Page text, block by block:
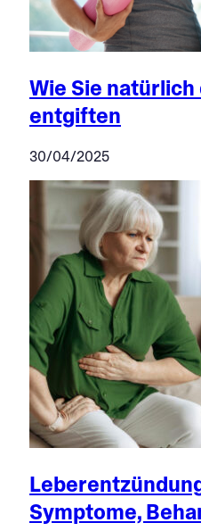
Wie Sie natürlich
entgiften
30/04/2025
Symptome,